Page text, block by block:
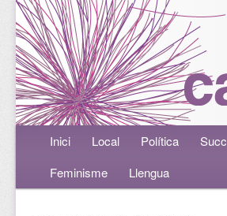
Menú principalAneu al contingut principal
Aneu al contingut secundari
Inici Local Política
Feminisme
Llengua